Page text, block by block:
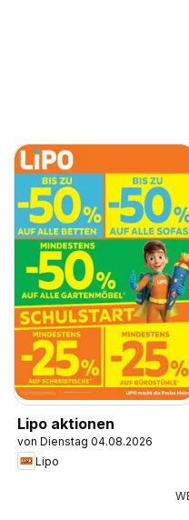
Lipo aktionen
von Dienstag 04.08.2026
Lipo